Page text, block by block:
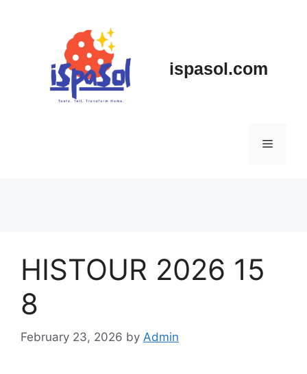
ispasol.com
Menu
HISTOUR 2026 15
8
February 23, 2026 by Admin